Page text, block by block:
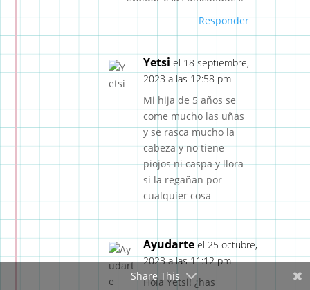
Responder
Yetsi el 18 septiembre,
2023 a las 12:58 pm
Mi hija de 5 años se
come mucho las uñas
y se rasca mucho la
cabeza y no tiene
piojos ni caspa y llora
si la regañan por
cualquier cosa
Ayudarte el 25 octubre,
2023 a las 11:12 pm
Hola Yetsi! ¿has
Share This